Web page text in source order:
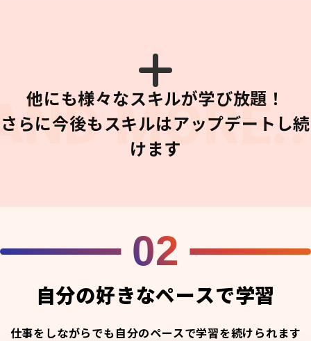
他にも様々なスキルが学び放題！
さらに今後もスキルはアップデートし続
けます
02
自分の好きなペースで学習
仕事をしながらでも自分のペースで学習を続けられます